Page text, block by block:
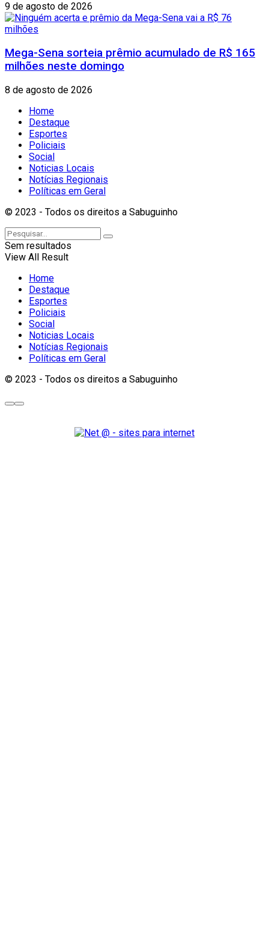
9 de agosto de 2026
Mega-Sena sorteia prêmio acumulado de R$ 165
milhões neste domingo
8 de agosto de 2026
Home
Destaque
Esportes
Policiais
Social
Noticias Locais
Notícias Regionais
Políticas em Geral
© 2023 - Todos os direitos a Sabuguinho
Sem resultados
View All Result
Home
Destaque
Esportes
Policiais
Social
Noticias Locais
Notícias Regionais
Políticas em Geral
© 2023 - Todos os direitos a Sabuguinho